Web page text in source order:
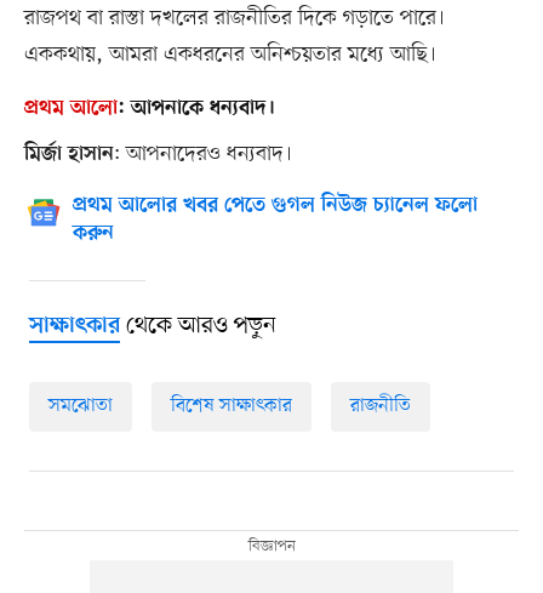
রাজপথ বা রাস্তা দখলের রাজনীতির দিকে গড়াতে পারে।
এককথায়, আমরা একধরনের অনিশ্চয়তার মধ্যে আছি।
প্রথম আলো:আপনাকে ধন্যবাদ।
মির্জা হাসান: আপনাদেরও ধন্যবাদ।
প্রথম আলোর খবর পেতে গুগল নিউজ চ্যানেল ফলো
করুন
সাক্ষাৎকারথেকে আরও পড়ুন
সমঝোতা বিশেষ সাক্ষাৎকার রাজনীতি